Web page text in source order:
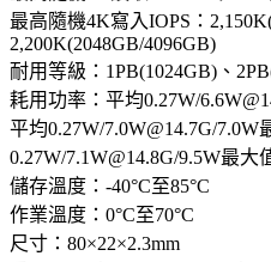
最高隨機4K寫入IOPS：
2,200K(2048GB/4096GB)
耐用等級：1PB(1024GB)、
耗用功率：平均0.27W/
平均0.27W/7.0W@14.7G/7.0W
0.27W/7.1W@14.8G/9.5W最大
儲存溫度：-40°C至85°C
作業溫度：0°C至70°C
尺寸：80×22×2.3mm